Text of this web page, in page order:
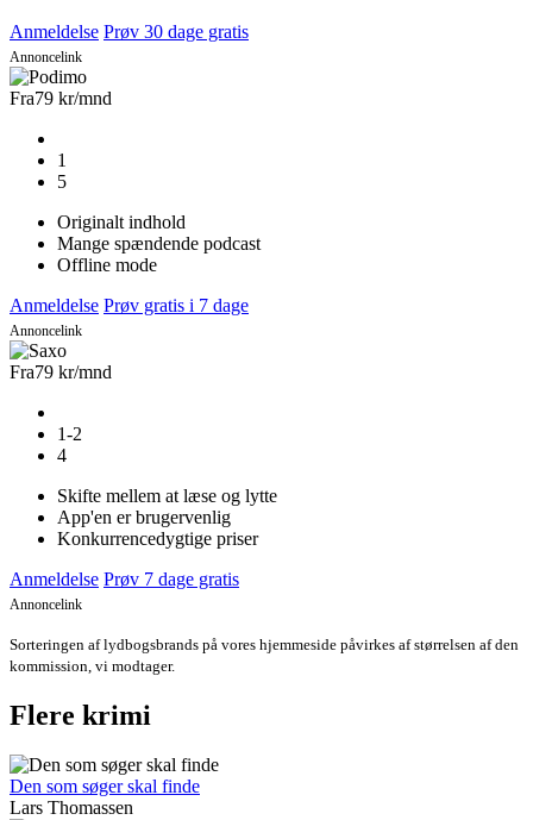
Anmeldelse Prøv 30 dage gratis
Annoncelink
Fra79 kr/mnd
1
5
Originalt indhold
Mange spændende podcast
Offline mode
Anmeldelse Prøv gratis i 7 dage
Annoncelink
Fra79 kr/mnd
1-2
4
Skifte mellem at læse og lytte
App'en er brugervenlig
Konkurrencedygtige priser
Anmeldelse Prøv 7 dage gratis
Annoncelink
Sorteringen af lydbogsbrands på vores hjemmeside påvirkes af størrelsen af den
kommission, vi modtager.
Flere krimi
Den som søger skal finde
Lars Thomassen